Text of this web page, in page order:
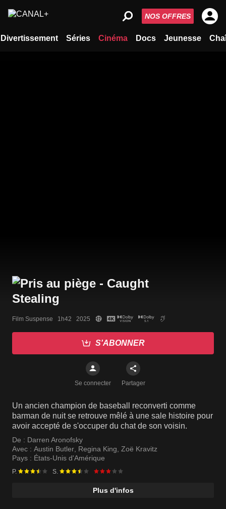
Divertissement Séries Cinéma Docs Jeunesse
NOS OFFRES
Film Suspense   1h42   2025
S'ABONNER
Se connecter Partager
Un ancien champion de baseball reconverti comme
barman de nuit se retrouve mêlé à une sale histoire pour
avoir accepté de s'occuper du chat de son voisin.
De : Darren Aronofsky
Avec : Austin Butler, Regina King, Zoë Kravitz
Pays : États-Unis d'Amérique
P. S.
Plus d'infos